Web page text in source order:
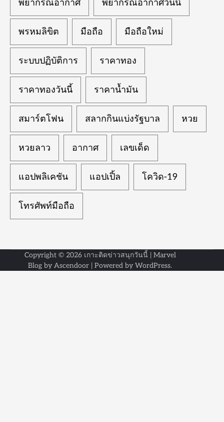
พยากรณ์อากาศ พยากรณ์อากาศวันนี้
พรหมลิขิต มือถือ มือถือใหม่
ระบบปฏิบัติการ ราคาทอง
ราคาทองวันนี้ ราคาน้ำมัน
สมาร์ตโฟน สลากกินแบ่งรัฐบาล หวย
หวยลาว อากาศ เลขเด็ด
แอปพลิเคชัน แอปเปิ้ล โควิด-19
โทรศัพท์มือถือ
Copyright © 2026 เกาะติดข่าวสนุกวันนี้ | Marvel
Blog by Ascendoor | Powered by WordPress.